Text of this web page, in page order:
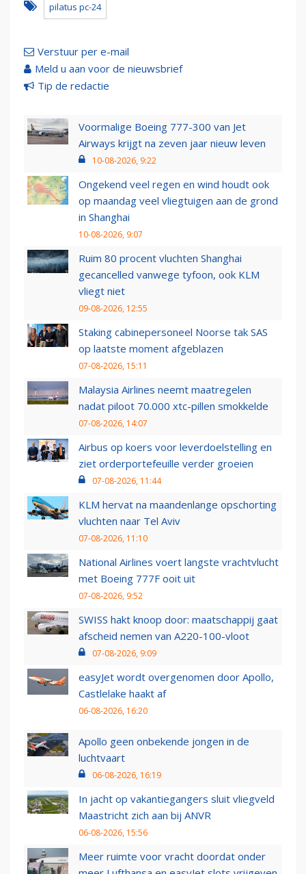
pilatus pc-24
Verstuur per e-mail
Meld u aan voor de nieuwsbrief
Tip de redactie
Voormalige Boeing 777-300 van Jet
Airways krijgt na zeven jaar nieuw leven
10-08-2026, 9:22
Ongekend veel regen en wind houdt ook
op maandag veel vliegtuigen aan de grond
in Shanghai
10-08-2026, 9:07
Ruim 80 procent vluchten Shanghai
gecancelled vanwege tyfoon, ook KLM
vliegt niet
09-08-2026, 12:55
Staking cabinepersoneel Noorse tak SAS
op laatste moment afgeblazen
07-08-2026, 15:11
Malaysia Airlines neemt maatregelen
nadat piloot 70.000 xtc-pillen smokkelde
07-08-2026, 14:07
Airbus op koers voor leverdoelstelling en
ziet orderportefeuille verder groeien
07-08-2026, 11:44
KLM hervat na maandenlange opschorting
vluchten naar Tel Aviv
07-08-2026, 11:10
National Airlines voert langste vrachtvlucht
met Boeing 777F ooit uit
07-08-2026, 9:52
SWISS hakt knoop door: maatschappij gaat
afscheid nemen van A220-100-vloot
07-08-2026, 9:09
easyJet wordt overgenomen door Apollo,
Castlelake haakt af
06-08-2026, 16:20
Apollo geen onbekende jongen in de
luchtvaart
06-08-2026, 16:19
In jacht op vakantiegangers sluit vliegveld
Maastricht zich aan bij ANVR
06-08-2026, 15:56
Meer ruimte voor vracht doordat onder